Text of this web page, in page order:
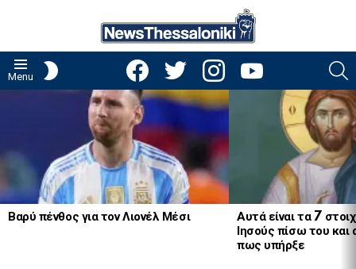
Menu
facebooktwitter instagramyoutube
Βαρύ πένθος για τον Λιονέλ Μέσι
Αυτά είναι τα 7
Ιησούς πίσω του και
πως υπήρξε